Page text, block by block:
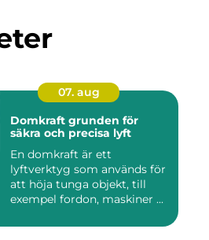
07. aug
Domkraft grunden för
säkra och precisa lyft
En domkraft är ett
lyftverktyg som används för
att höja tunga objekt, till
exempel fordon, maskiner ...